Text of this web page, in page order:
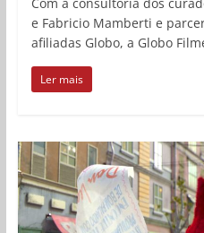
Com a consultoria dos
e Fabricio Mamberti e
afiliadas Globo, a Globo
Ler mais